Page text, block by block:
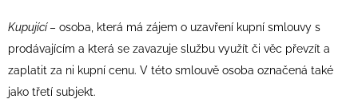
Kupující– osoba, která má zájem o uzavření kupní smlouvy s
prodávajícím a která se zavazuje službu využít či věc převzít a
zaplatit za ni kupní cenu. V této smlouvě osoba označená také
jako třetí subjekt.